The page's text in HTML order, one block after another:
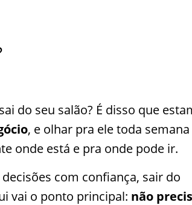
do seu salão? É disso que
, e olhar pra ele toda semana
onde está e pra onde pode ir.
com confiança, sair do
vai o ponto principal: não